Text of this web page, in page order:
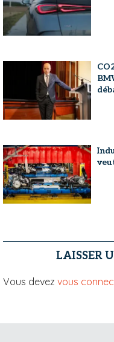
LAISSER
Vous devez vous